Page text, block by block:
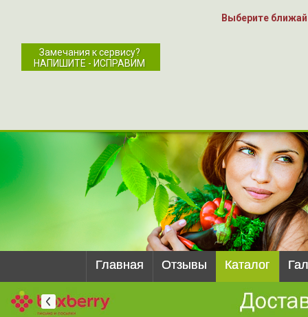
Выберите
Замечания к сервису?
НАПИШИТЕ - ИСПРАВИМ
Главная Отзывы Каталог